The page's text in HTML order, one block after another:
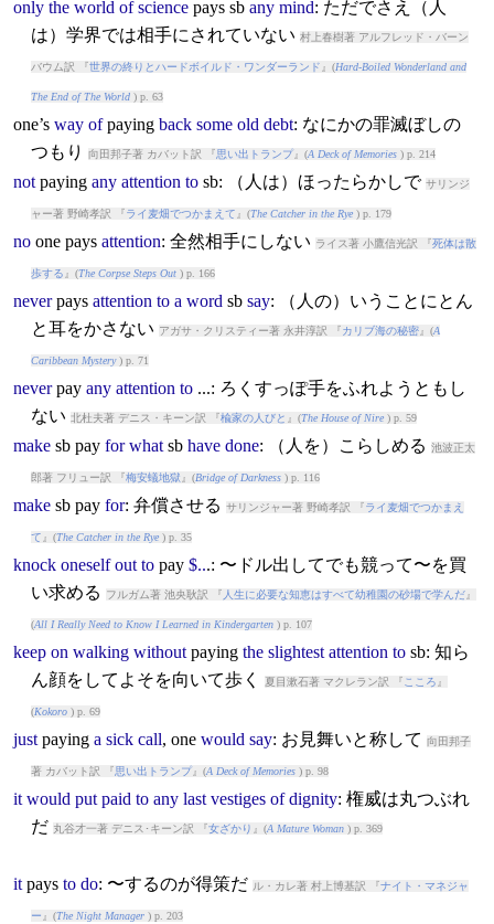
only the world of science pays sb any mind: ただでさえ（人
は）学界では相手にされていない 村上春樹著 アルフレッド・バーン
バウム訳 『世界の終りとハードボイルド・ワンダーランド 』(Hard-Boiled Wonderland and
The End of The World) p. 63
one’s way of paying back some old debt: なにかの罪滅ぼしの
つもり
向田邦子著 カバット訳 『思い出トランプ』(A Deck of Memories) p. 214
not paying any attention tosb: （人は）ほったらかしで サリンジ
ャー著 野崎孝訳 『 ライ麦畑でつかまえて 』(The Catcher in the Rye) p. 179
noone pays attention: 全然相手にしない ライス著 小鷹信光訳 『死体は散
歩する 』(The Corpse Steps Out) p. 166
never pays attention to a wordsb say: （人の）いうことにとん
と耳をかさない アガサ・クリスティー著 永井淳訳 『 カリブ海の秘密』(A
Caribbean Mystery) p. 71
never pay any attention to...: ろくすっぽ手をふれようともし
ない 北杜夫著 デニス・キーン訳 『楡家の人びと 』(The House of Nire) p. 59
makesb pay for whatsb have done: （人を）こらしめる 池波正太
郎著 フリュー訳 『梅安蟻地獄 』(Bridge of Darkness) p. 116
makesb pay for: 弁償させる サリンジャー著 野崎孝訳 『 ライ麦畑でつかまえ
て 』(The Catcher in the Rye) p. 35
knock oneself out to pay $...: 〜ドル出してでも競って〜を買
い求める
フルガム著 池央耿訳 『 人生に必要な知恵はすべて幼稚園の砂場で学んだ』
(All I Really Need to Know I Learned in Kindergarten) p. 107
keep on walking without paying the slightest attention tosb: 知ら
ん顔をしてよそを向いて歩く
夏目漱石著 マクレラン訳 『 こころ 』
(Kokoro) p. 69
just paying a sick call, one would say: お見舞いと称して 向田邦子
著 カバット訳 『思い出トランプ』(A Deck of Memories) p. 98
it would put paid to any last vestiges of dignity: 権威は丸つぶれ
だ 丸谷才一著 デニス･キーン訳 『女ざかり 』(A Mature Woman) p. 369
it pays to do: 〜するのが得策だ ル・カレ著 村上博基訳 『ナイト・マネジャ
ー 』(The Night Manager) p. 203